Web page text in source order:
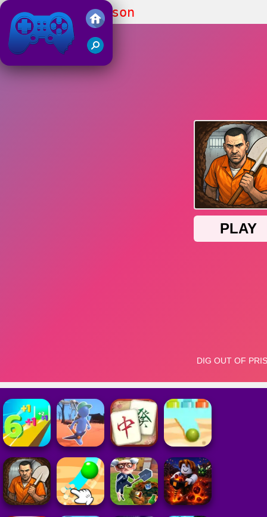
Friv
Dig out of Prison